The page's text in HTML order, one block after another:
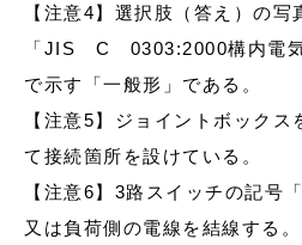
【注意4】選択肢（答え）の写
「JIS C 0303:2000構内電気
で示す「一般形」である。
【注意5】ジョイントボック
て接続箇所を設けている。
【注意6】3路スイッチの記号
又は負荷側の電線を結線する。